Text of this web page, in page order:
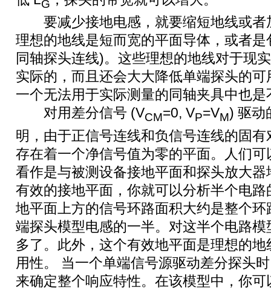
G
要减少接地电感，就要缩短地线或者
理想的地线是短而宽的平面导体，或者
同轴探头连线)。这些理想的地线对于现
实际的，而且还会大大降低单端探头的
一个无法用于实际测量的同轴夹具中也是
对用差分信号 (VCM=0, VP=VM) 驱动
明，由于正信号连线和负信号连线的固
存在着一个净信号值为零的平面。人们可
看作是与被测设备接地平面和探头放大
有效的接地平面，你就可以分析半个电
地平面上方的信号环路面积大约是整个
端探头模型电感的一半。对这半个电路
多了。此外，这个有效地平面是理想的
用性。 当一个单端信号源驱动差分探头
来确定整个响应特性。在该模型中，你可